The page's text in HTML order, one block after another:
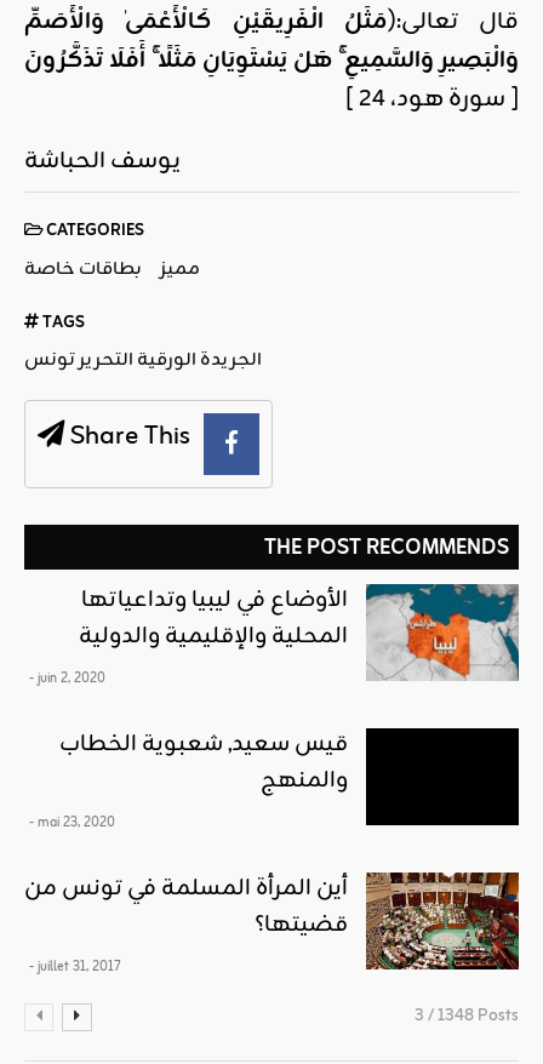
قال تعالى:(مَثَلُ الْفَرِيقَيْنِ كَالْأَعْمَىٰ وَالْأَصَمِّ
وَالْبَصِيرِ وَالسَّمِيعِ ۚ هَلْ يَسْتَوِيَانِ مَثَلًا ۚ أَفَلَا تَذَكَّرُونَ
[ سورة هود، 24 ]
يوسف الحباشة
CATEGORIES
بطاقات خاصة مميز
TAGS
الجريدة الورقية التحرير تونس
Share This
THE POST RECOMMENDS
الأوضاع في ليبيا وتداعياتها
المحلية والإقليمية والدولية
- juin 2, 2020
قيس سعيد, شعبوية الخطاب
والمنهج
- mai 23, 2020
أين المرأة المسلمة في تونس من
قضيتها؟
- juillet 31, 2017
3 / 1348 Posts